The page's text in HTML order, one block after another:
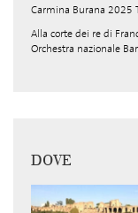
Carmina Burana 2025
Alla corte dei re di
Orchestra nazionale
DOVE